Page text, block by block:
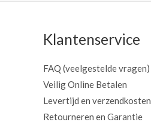
Klantenservice
FAQ (veelgestelde vragen)
Veilig Online Betalen
Levertijd en verzendkosten
Retourneren en Garantie